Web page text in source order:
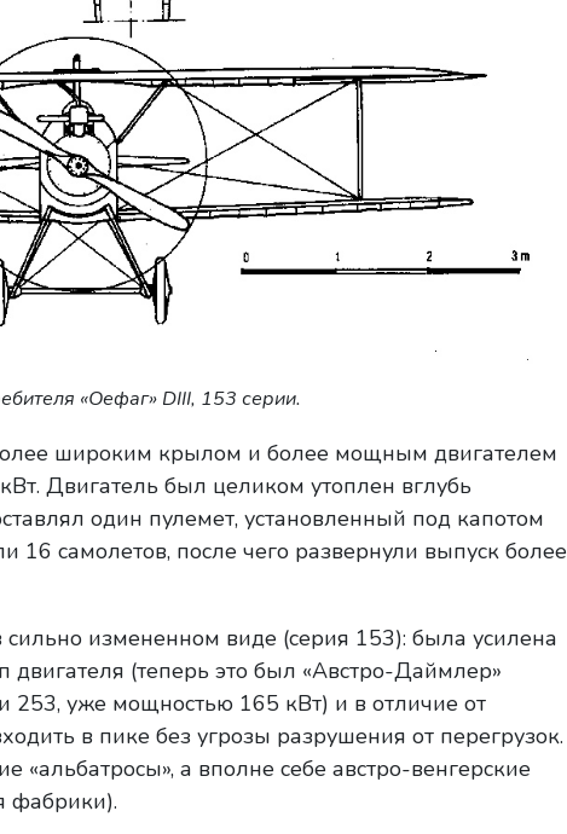
«Оефаг» DIII, 153 серии.
широким крылом и более мощным двигателем
Двигатель был целиком утоплен вглубь
один пулемет, установленный под капотом
16 самолетов, после чего развернули выпуск более
измененном виде (серия 153): была усилена
двигателя (теперь это был «Австро-Даймлер»
253, уже мощностью 165 кВт) и в отличие от
в пике без угрозы разрушения от перегрузок.
«альбатросы», а вполне себе австро-венгерские
фабрики).